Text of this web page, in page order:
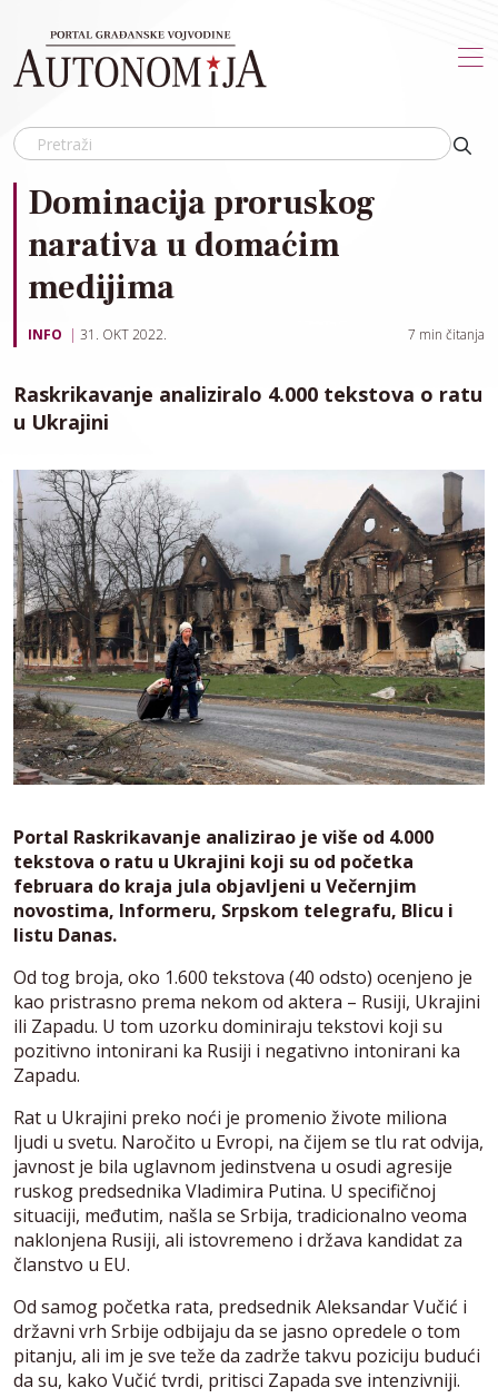
Dominacija proruskog
narativa u domaćim
medijima
INFO 31. OKT 2022. 7 min čitanja
Raskrikavanje analiziralo 4.000 tekstova o ratu
u Ukrajini
Portal Raskrikavanje analizirao je više od 4.000
tekstova o ratu u Ukrajini koji su od početka
februara do kraja jula objavljeni u Večernjim
novostima, Informeru, Srpskom telegrafu, Blicu i
listu Danas.
Od tog broja, oko 1.600 tekstova (40 odsto) ocenjeno je
kao pristrasno prema nekom od aktera – Rusiji, Ukrajini
ili Zapadu. U tom uzorku dominiraju tekstovi koji su
pozitivno intonirani ka Rusiji i negativno intonirani ka
Zapadu.
Rat u Ukrajini preko noći je promenio živote miliona
ljudi u svetu. Naročito u Evropi, na čijem se tlu rat odvija,
javnost je bila uglavnom jedinstvena u osudi agresije
ruskog predsednika Vladimira Putina. U specifičnoj
situaciji, međutim, našla se Srbija, tradicionalno veoma
naklonjena Rusiji, ali istovremeno i država kandidat za
članstvo u EU.
Od samog početka rata, predsednik Aleksandar Vučić i
državni vrh Srbije odbijaju da se jasno opredele o tom
pitanju, ali im je sve teže da zadrže takvu poziciju budući
da su, kako Vučić tvrdi, pritisci Zapada sve intenzivniji.